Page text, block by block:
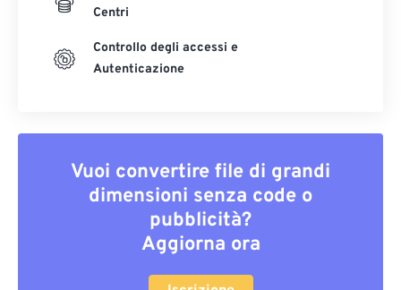
Centri
Controllo degli accessi e
Autenticazione
Vuoi convertire file di grandi
dimensioni senza code o
pubblicità?
Aggiorna ora